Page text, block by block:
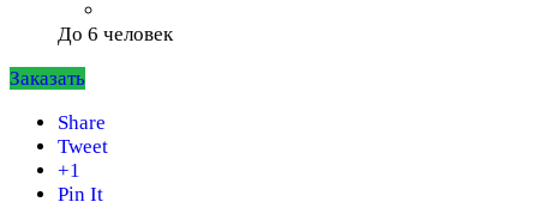
До 6 человек
Заказать
Share
Tweet
+1
Pin It